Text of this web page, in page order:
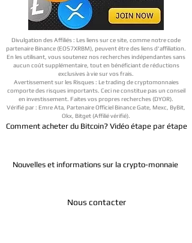
Comment acheter du Bitcoin? Vidéo étape par étape
Nouvelles et informations sur la crypto-monnaie
Nous contacter
Divulgation des Affiliés : Les liens sur ce site, comme notre code
partenaire Binance (EOS7XRBM), peuvent être des liens d'affiliation.
En les utilisant, vous soutenez nos recherches indépendantes sans
aucun coût supplémentaire, tout en bénéficiant de réductions
exclusives à vie sur vos frais.
Avertissement sur les Risques : Le trading de cryptomonnaies
comporte des risques importants. Ceci ne constitue pas un conseil
en investissement. Faites vos propres recherches (DYOR).
Vérifié par : Emre Ata, Partenaire Officiel Binance Gate, Mexc, ByBit,
Okx, Bitget (Affilié vérifié).